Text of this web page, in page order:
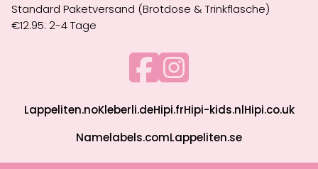
Standard Paketversand (Brotdose & Trinkflasche)
€12.95: 2-4 Tage
Lappeliten.noKleberli.deHipi.frHipi-kids.nlHipi.co.uk
Namelabels.comLappeliten.se